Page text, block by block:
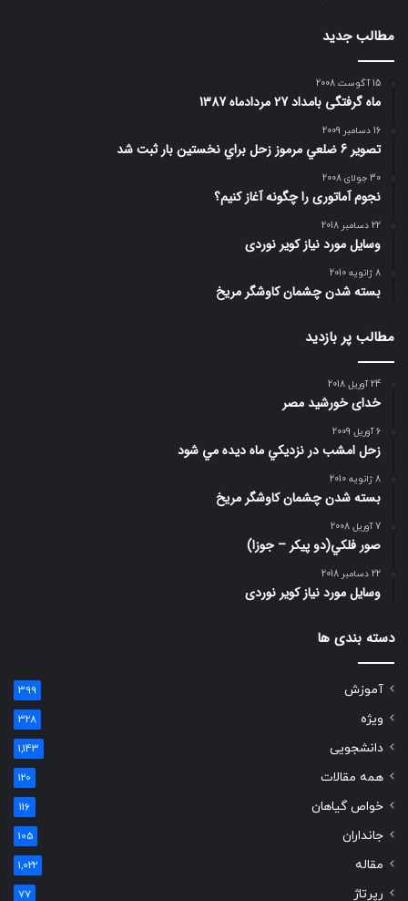
مطالب جدید
15 آگوست 2008
ماه گرفتگی بامداد 27 مردادماه 1387
16 دسامبر 2009
تصوير 6 ضلعي مرموز زحل براي نخستين بار ثبت شد
30 جولای 2008
نجوم آماتوری را چگونه آغاز کنیم؟
22 دسامبر 2018
وسایل مورد نیاز کویر نوردی
8 ژانویه 2010
بسته شدن چشمان کاوشگر مريخ
مطالب پر بازدید
24 آوریل 2018
خدای خورشید مصر
6 آوریل 2009
زحل امشب در نزديكي ماه ديده مي شود
8 ژانویه 2010
بسته شدن چشمان کاوشگر مريخ
7 آوریل 2008
صور فلكي(دو پیکر – جوزا)
22 دسامبر 2018
وسایل مورد نیاز کویر نوردی
دسته بندی ها
آموزش 399
ویژه 328
دانشجویی 1,143
همه مقالات 120
خواص گیاهان 116
جانداران 105
مقاله 1,022
رپرتاژ 77